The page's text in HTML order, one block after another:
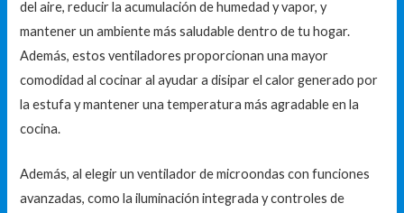
del aire, reducir la acumulación de humedad y vapor, y
mantener un ambiente más saludable dentro de tu hogar.
Además, estos ventiladores proporcionan una mayor
comodidad al cocinar al ayudar a disipar el calor generado por
la estufa y mantener una temperatura más agradable en la
cocina.
Además, al elegir un ventilador de microondas con funciones
avanzadas, como la iluminación integrada y controles de